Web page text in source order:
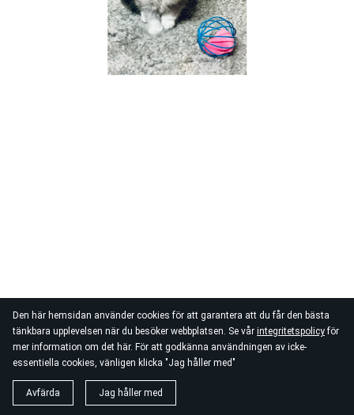
Den här hemsidan använder cookies för att garantera att du får den bästa
tänkbara upplevelsen när du besöker webbplatsen. Se vår integritetspolicyför
mer information om det här. För att godkänna användningen av icke-
essentiella cookies, vänligen klicka "Jag håller med"
Avfärda Jag håller med